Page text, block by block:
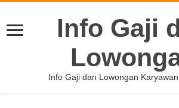
Info Gaji
Info Gaji dan Lowongan